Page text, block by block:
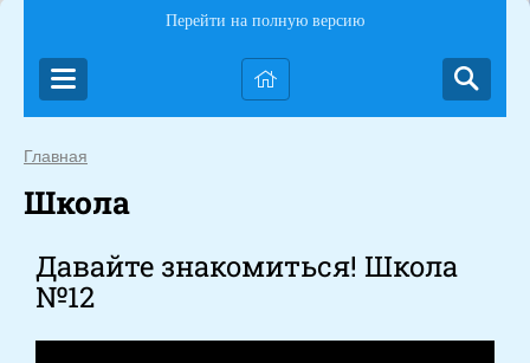
Перейти на полную версию
Главная
Школа
Давайте знакомиться! Школа
№12